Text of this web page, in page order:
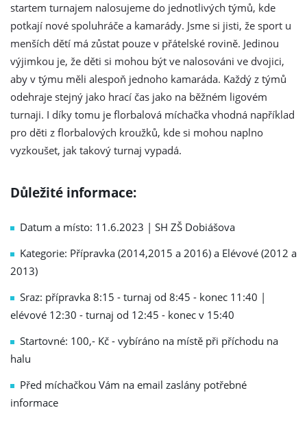
startem turnajem nalosujeme do jednotlivých týmů, kde
potkají nové spoluhráče a kamarády. Jsme si jisti, že sport u
menších dětí má zůstat pouze v přátelské rovině. Jedinou
výjimkou je, že děti si mohou být ve nalosováni ve dvojici,
aby v týmu měli alespoň jednoho kamaráda. Každý z týmů
odehraje stejný jako hrací čas jako na běžném ligovém
turnaji. I díky tomu je florbalová míchačka vhodná například
pro děti z florbalových kroužků, kde si mohou naplno
vyzkoušet, jak takový turnaj vypadá.
Důležité informace:
Datum a místo: 11.6.2023 | SH ZŠ Dobiášova
Kategorie: Přípravka (2014,2015 a 2016) a Elévové (2012 a
2013)
Sraz: přípravka 8:15 - turnaj od 8:45 - konec 11:40 |
elévové 12:30 - turnaj od 12:45 - konec v 15:40
Startovné: 100,- Kč - vybíráno na místě při příchodu na
halu
Před míchačkou Vám na email zaslány potřebné
informace